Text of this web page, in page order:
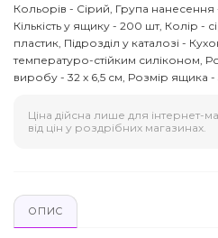
Кольорів - Сірий, Група нанесення
Кількість у ящику - 200 шт, Колір -
пластик, Підрозділ у каталозі -
температуро-стійким силіконом,
виробу - 32 x 6,5 см, Розмір ящика -
Ціна дійсна лише для інтернет-
від цін у роздрібних магазинах.
ОПИС